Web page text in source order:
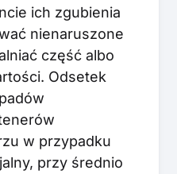
ich zgubienia
nienaruszone
część albo
Odsetek
w przypadku
przy średnio